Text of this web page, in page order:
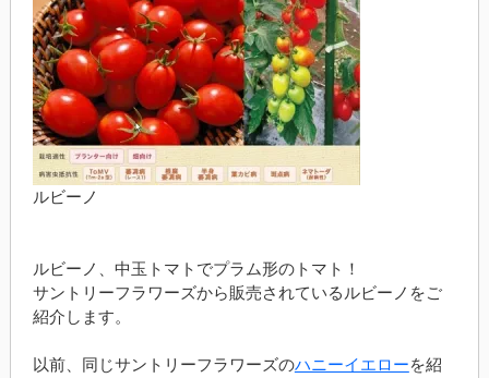
ルビーノ
ルビーノ、中玉トマトでプラム形のトマト！
サントリーフラワーズから販売されているルビーノをご
紹介します。
以前、同じサントリーフラワーズのハニーイエローを紹